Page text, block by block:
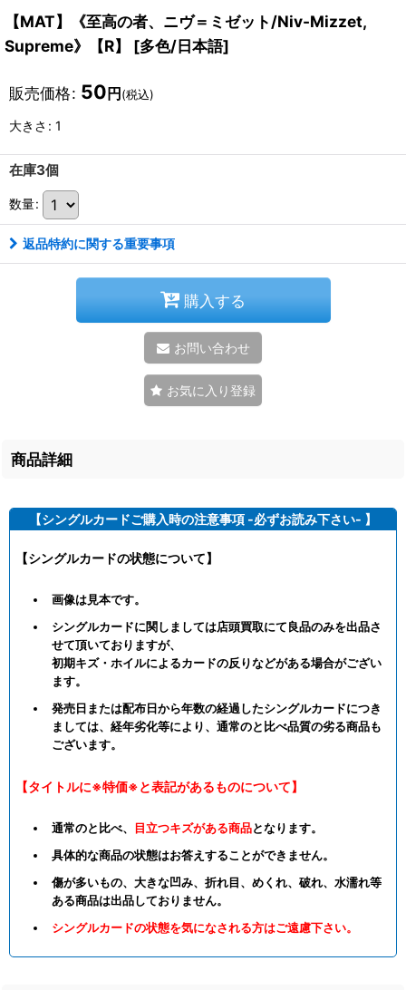
【MAT】《至高の者、ニヴ＝ミゼット/Niv-Mizzet,
Supreme》【R】
[多色/日本語]
販売価格: 50 円 (税込)
大きさ : 1
在庫3個
数量:
返品特約に関する重要事項
購入する
お問い合わせ
お気に入り登録
商品詳細
【シングルカードご購入時の注意事項 -必ずお読み下さい- 】
【シングルカードの状態について】
画像は見本です。
シングルカードに関しましては店頭買取にて良品のみを出品さ
せて頂いておりますが、
初期キズ・ホイルによるカードの反りなどがある場合がござい
ます。
発売日または配布日から年数の経過したシングルカードにつき
ましては、経年劣化等により、通常のと比べ品質の劣る商品も
ございます。
【タイトルに※特価※と表記があるものについて】
通常のと比べ、 目立つキズがある商品となります。
具体的な商品の状態はお答えすることができません。
傷が多いもの、大きな凹み、折れ目、めくれ、破れ、水濡れ等
ある商品は出品しておりません。
シングルカードの状態を気になされる方はご遠慮下さい。